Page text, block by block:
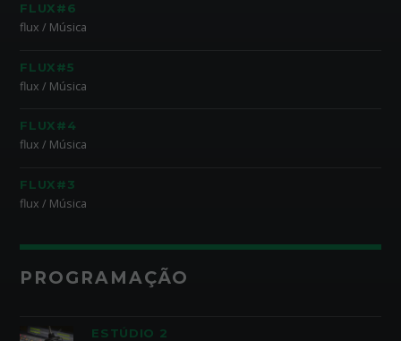
FLUX#6
flux / Música
FLUX#5
flux / Música
FLUX#4
flux / Música
FLUX#3
flux / Música
PROGRAMAÇÃO
ESTÚDIO 2